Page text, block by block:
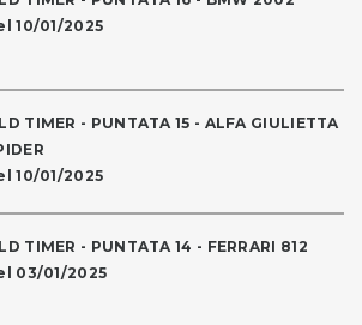
10/01/2025
TIMER - PUNTATA 15 - ALFA GIULIETTA
10/01/2025
TIMER - PUNTATA 14 - FERRARI 812
03/01/2025